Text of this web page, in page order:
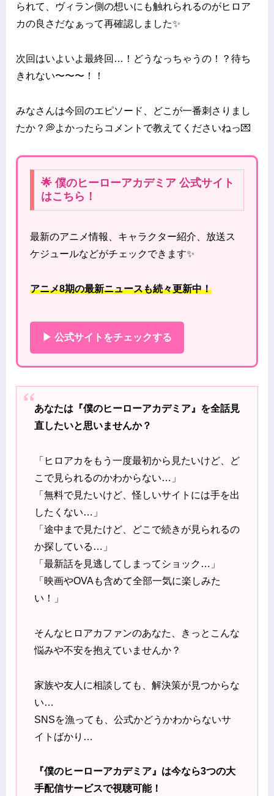
られて、ヴィラン側の想いにも触れられるのがヒロア
カの良さだなぁって再確認しました✨
次回はいよいよ最終回…！どうなっちゃうの！？待ち
きれない〜〜〜！！
みなさんは今回のエピソード、どこが一番刺さりまし
たか？💭よかったらコメントで教えてくださいねっ💌
🌟 僕のヒーローアカデミア 公式サイト
はこちら！
最新のアニメ情報、キャラクター紹介、放送ス
ケジュールなどがチェックできます✨
アニメ8期の最新ニュースも続々更新中！
▶ 公式サイトをチェックする
あなたは『僕のヒーローアカデミア』を全話見
直したいと思いませんか？
「ヒロアカをもう一度最初から見たいけど、ど
こで見られるのかわからない…」
「無料で見たいけど、怪しいサイトには手を出
したくない…」
「途中まで見たけど、どこで続きが見られるの
か探している…」
「最新話を見逃してしまってショック…」
「映画やOVAも含めて全部一気に楽しみた
い！」
そんなヒロアカファンのあなた、きっとこんな
悩みや不安を抱えていませんか？
家族や友人に相談しても、解決策が見つからな
い…
SNSを漁っても、公式かどうかわからないサ
イトばかり…
『僕のヒーローアカデミア』は今なら3つの大
手配信サービスで視聴可能！